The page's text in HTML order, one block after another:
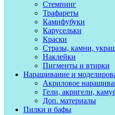
Стемпинг
Трафареты
Камифубуки
Карусельки
Краски
Стразы, камни,
Наклейки
Пигменты и втирки
Наращивание и
Акриловое
Гели, акригели,
Доп. материалы
Пилки и бафы